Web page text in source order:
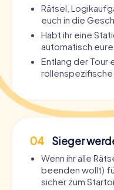
Rätsel,
euch in die
Habt ihr eine
automatisch
Entlang der Tour
rollenspezifische
04 Sieger
Wenn ihr alle
beenden wollt)
sicher zum